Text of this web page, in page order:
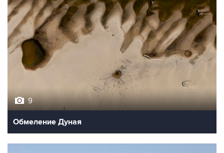
9
Обмеление Дуная